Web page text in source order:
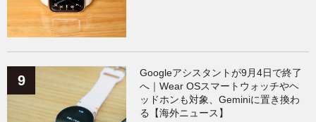
Googleアシスタントが9月4日で終了
へ｜Wear OSスマートウォッチやヘ
ッドホンも対象、Geminiに置き換わ
る【海外ニュース】